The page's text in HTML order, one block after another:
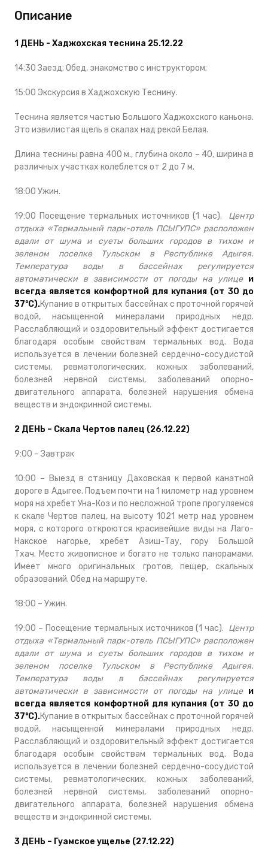
Описание
1 ДЕНЬ - Хаджохская теснина 25.12.22
14:30 Заезд; Обед, знакомство с инструктором;
15:00 Экскурсия в Хаджохскую Теснину.
Теснина является частью Большого Хаджохского каньона.
Это извилистая щель в скалах над рекой Белая.
Длина теснины равна 400 м., глубина около – 40, ширина в
различных участках колеблется от 2 до 7 м.
18:00 Ужин.
19:00 Посещение термальных источников (1 час).
Центр
отдыха «Термальный парк-отель ПСЫГУПС» расположен
вдали от шума и суеты больших городов в тихом и
зеленом поселке Тульском в Республике Адыгея.
Температура воды в бассейнах регулируется
автоматически в зависимости от погоды на улице и
всегда является комфортной для купания (от 30 до
37°С).Купание в открытых бассейнах с проточной горячей
водой, насыщенной минералами природных недр.
Расслабляющий и оздоровительный эффект достигается
благодаря особым свойствам термальных вод. Вода
используется в лечении болезней сердечно-сосудистой
системы, ревматологических, кожных заболеваний,
болезней нервной системы, заболеваний опорно-
двигательного аппарата, болезней нарушения обмена
веществ и эндокринной системы.
2 ДЕНЬ – Скала Чертов палец (26.12.22)
9:00 – Завтрак
10:00 – Выезд в станицу Даховская к первой канатной
дороге в Адыгее. Подъем почти на 1 километр над уровнем
моря на хребет Уна-Коз и по несложной тропе прогуляемся
к скале Чертов палец, на высоту 1021 метр над уровнем
моря, с которого откроются красивейшие виды на Лаго-
Накское нагорье, хребет Азиш-Тау, гору Большой
Тхач. Место живописное и богато не только панорамами.
Имеет много оригинальных гротов, пещер, скальных
образований. Обед на маршруте.
18:00 – Ужин.
19:00 – Посещение термальных источников (1 час). Центр
отдыха «Термальный парк-отель ПСЫГУПС» расположен
вдали от шума и суеты больших городов в тихом и
зеленом поселке Тульском в Республике Адыгея.
Температура воды в бассейнах регулируется
автоматически в зависимости от погоды на улице и
всегда является комфортной для купания (от 30 до
37°С).Купание в открытых бассейнах с проточной горячей
водой, насыщенной минералами природных недр.
Расслабляющий и оздоровительный эффект достигается
благодаря особым свойствам термальных вод. Вода
используется в лечении болезней сердечно-сосудистой
системы, ревматологических, кожных заболеваний,
болезней нервной системы, заболеваний опорно-
двигательного аппарата, болезней нарушения обмена
веществ и эндокринной системы.
3 ДЕНЬ – Гуамское ущелье (27.12.22)